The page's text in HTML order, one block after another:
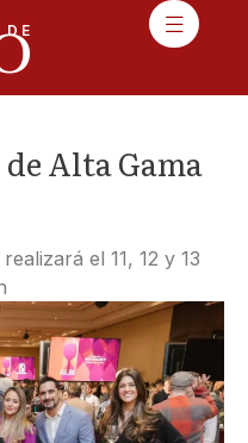
Alta Gama
el 11, 12 y 13